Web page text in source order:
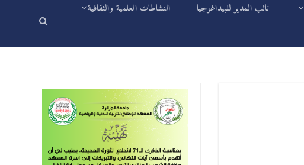
نائب المدير للبيداغوجيا
النشاطات العلمية والثقافية